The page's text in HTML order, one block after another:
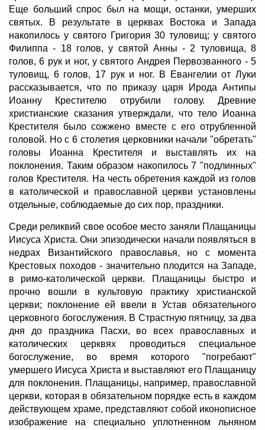
Еще больший спрос был на мощи, останки, умерших
святых. В результате в церквах Востока и Запада
накопилось у святого Григория 30 туловищ; у святого
Филиппа - 18 голов, у святой Анны - 2 туловища, 8
голов, 6 рук и ног, у святого Андрея Первозванного - 5
туловищ, 6 голов, 17 рук и ног. В Евангелии от Луки
рассказывается, что по приказу царя Ирода Антипы
Иоанну Крестителю отрубили голову. Древние
христианские сказания утверждали, что тело Иоанна
Крестителя было сожжено вместе с его отрубленной
головой. Но с 6 столетия церковники начали "обретать"
головы Иоанна Крестителя и выставлять их на
поклонения. Таким образом накопилось 7 "подлинных"
голов Крестителя. На честь обретения каждой из голов
в католической и православной церкви установлены
отдельные, соблюдаемые до сих пор, праздники.
Среди реликвий свое особое место заняли Плащаницы
Иисуса Христа. Они эпизодически начали появляться в
недрах Византийского православья, но с момента
Крестовых походов - значительно плодится на Западе,
в римо-католической церкви. Плащаницы быстро и
прочно вошли в культовую практику христианской
церкви; поклонение ей ввели в Устав обязательного
церковного богослужения. В Страстную пятницу, за два
дня до праздника Пасхи, во всех православных и
католических церквях проводиться специальное
богослужение, во время которого "погребают"
умершего Иисуса Христа и выставляют его Плащаницу
для поклонения. Плащаницы, например, православной
церкви, которая в обязательном порядке есть в каждом
действующем храме, представляют собой иконописное
изображение на специально уплотненном льняном